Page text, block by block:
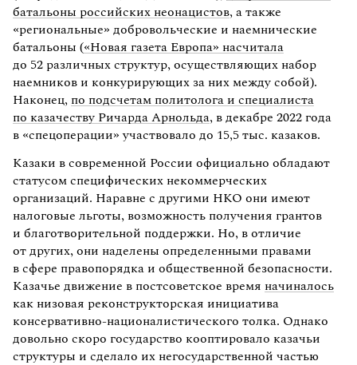
батальоны российских неонацистов, а также
«региональные» добровольческие и наемнические
батальоны («Новая газета Европа» насчитала
до 52 различных структур, осуществляющих набор
наемников и конкурирующих за них между собой).
Наконец, по подсчетам политолога и специалиста
по казачеству Ричарда Арнольда, в декабре 2022 года
в «спецоперации» участвовало до 15,5 тыс. казаков.
Казаки в современной России официально обладают
статусом специфических некоммерческих
организаций. Наравне с другими НКО они имеют
налоговые льготы, возможность получения грантов
и благотворительной поддержки. Но, в отличие
от других, они наделены определенными правами
в сфере правопорядка и общественной безопасности.
Казачье движение в постсоветское время начиналось
как низовая реконструкторская инициатива
консервативно-националистического толка. Однако
довольно скоро государство кооптировало казачьи
структуры и сделало их негосударственной частью